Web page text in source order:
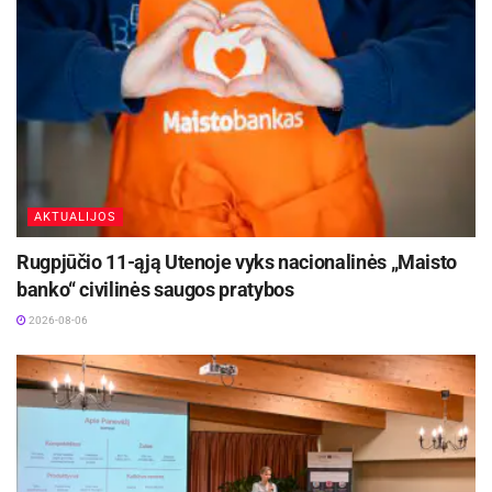
per projekto semestrą vis kitoje partnerių šalyje.
Jų metu aptariama projekto pažanga, priimami
svarbūs sprendimai dėl tolimesnio projekto
įgyvendinimo, dalijamasi gerąja praktika bei
ieškoma inovatyvių sprendimų moterų verslumui
Aktualios naujienos
Kėdainių Senamiesčio progimnazija ruošiasi
Iki dešimtadalio skubiosios medicinos pagalbos
paslaugų galės būti suteiktos išplėstinės
praktikos slaugytojų
2026-08-06
AKTUALIJOS
Rugpjūčio 11-ąją Utenoje vyks nacionalinės „Maisto
banko“ civilinės saugos pratybos
2026-08-06